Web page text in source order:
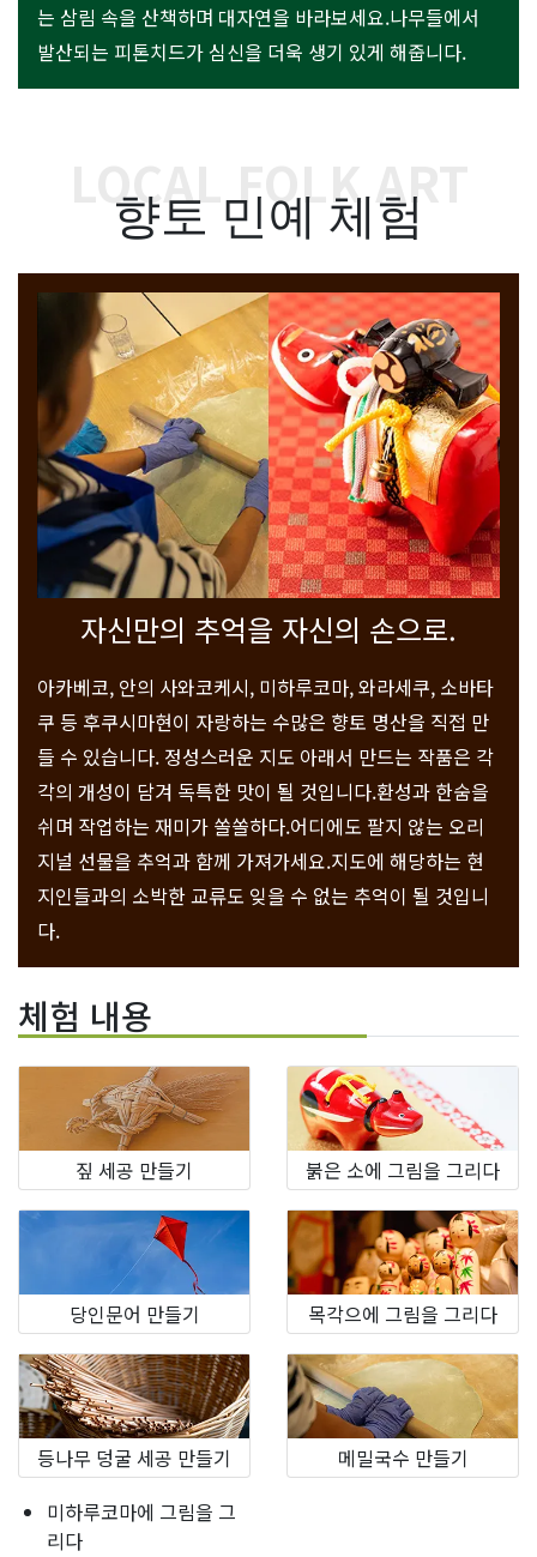
는 삼림 속을 산책하며 대자연을 바라보세요.나무들에서
발산되는 피톤치드가 심신을 더욱 생기 있게 해줍니다.
LOCAL FOLK ART
향토 민예 체험
자신만의 추억을 자신의 손으로.
아카베코, 안의 사와코케시, 미하루코마, 와라세쿠, 소바타
쿠 등 후쿠시마현이 자랑하는 수많은 향토 명산을 직접 만
들 수 있습니다. 정성스러운 지도 아래서 만드는 작품은 각
각의 개성이 담겨 독특한 맛이 될 것입니다.환성과 한숨을
쉬며 작업하는 재미가 쏠쏠하다.어디에도 팔지 않는 오리
지널 선물을 추억과 함께 가져가세요.지도에 해당하는 현
지인들과의 소박한 교류도 잊을 수 없는 추억이 될 것입니
다.
체험 내용
짚 세공 만들기 붉은 소에 그림을 그리다
당인문어 만들기 목각으에 그림을 그리다
등나무 덩굴 세공 만들기
메밀국수 만들기
미하루코마에 그림을 그
리다